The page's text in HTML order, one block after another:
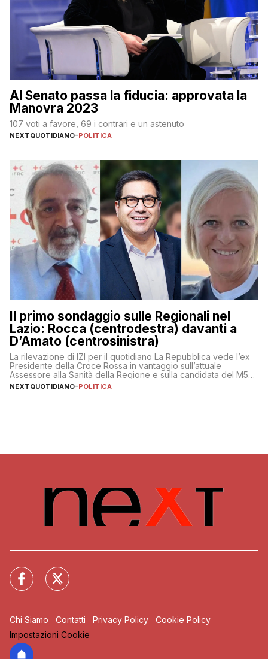
Al Senato passa la fiducia: approvata la
Manovra 2023
107 voti a favore, 69 i contrari e un astenuto
NEXTQUOTIDIANO-POLITICA
Il primo sondaggio sulle Regionali nel
Lazio: Rocca (centrodestra) davanti a
D’Amato (centrosinistra)
La rilevazione di IZI per il quotidiano La Repubblica vede l’ex
Presidente della Croce Rossa in vantaggio sull’attuale
Assessore alla Sanità della Regione e sulla candidata del M5S
Donatella Bianchi
NEXTQUOTIDIANO-POLITICA
Chi Siamo Contatti Privacy Policy
Cookie Policy
Impostazioni Cookie